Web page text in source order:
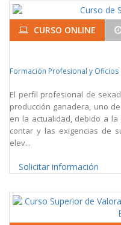
CURSO ONLINE
Formación Profesional y Oficios
El perfil profesional de
producción ganadera, uno
en la actualidad, debido a
contar y las exigencias de
elev...
Solicitar información